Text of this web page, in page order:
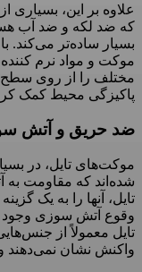
علاوه بر این،
که ضد لکه و ضد آب
بسیار ساده‌تر
موکت و مواد نرم
مختلف را از روی سطح
پاکیزگی محیط کمک
ضد حریق و آتش
موکت‌های تایل، در
شده‌اند که مقاومت به
تایل، آنها را به یک
وقوع آتش سوزی وجود
تایل معمولاً از
واکنش نشان نمی‌دهند